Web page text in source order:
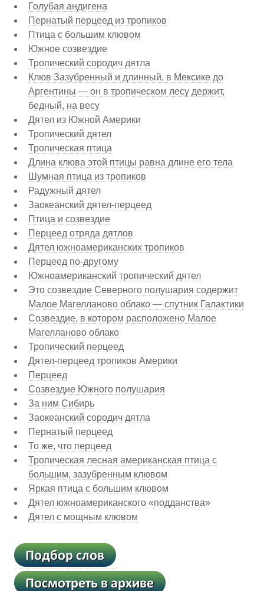
Голубая андигена
Пернатый перцеед из тропиков
Птица с большим клювом
Южное созвездие
Тропический сородич дятла
Клюв Зазубренный и длинный, в Мексике до
Аргентины — он в тропическом лесу держит,
бедный, на весу
Дятел из Южной Америки
Тропический дятел
Тропическая птица
Длина клюва этой птицы равна длине его тела
Шумная птица из тропиков
Радужный дятел
Заокеанский дятел-перцеед
Птица и созвездие
Перцеед отряда дятлов
Дятел южноамериканских тропиков
Перцеед по-другому
Южноамериканский тропический дятел
Это созвездие Северного полушария содержит
Малое Магелланово облако — спутник Галактики
Созвездие, в котором расположено Малое
Магелланово облако
Тропический перцеед
Дятел-перцеед тропиков Америки
Перцеед
Созвездие Южного полушария
За ним Сибирь
Заокеанский сородич дятла
Пернатый перцеед
То же, что перцеед
Тропическая лесная американская птица с
большим, зазубренным клювом
Яркая птица с большим клювом
Дятел южноамериканского «подданства»
Дятел с мощным клювом